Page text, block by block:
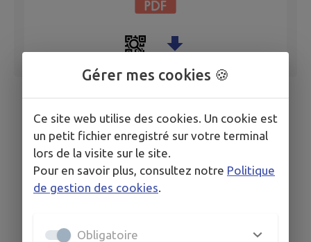
Gérer mes cookies 🍪
Ce site web utilise des cookies. Un cookie est
un petit fichier enregistré sur votre terminal
lors de la visite sur le site.
Pour en savoir plus, consultez notre Politique
de gestion des cookies
Obligatoire